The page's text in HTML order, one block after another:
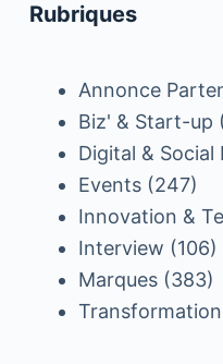
Rubriques
Annonce
Biz' & Start-up
Digital & Social
Events(247)
Innovation &
Interview (106)
Marques(383)